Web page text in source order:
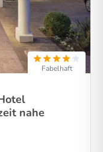
Fabelhaft
nahe